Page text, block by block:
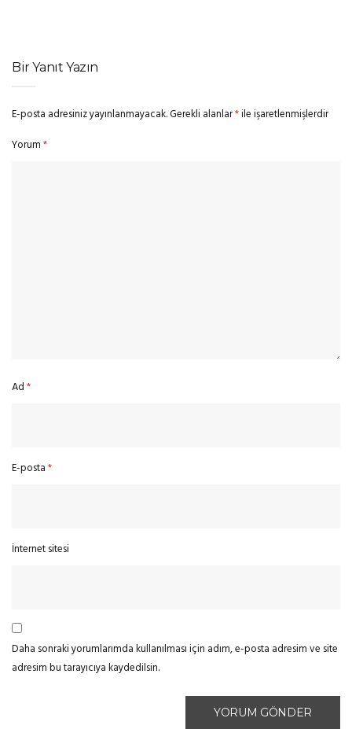
Bir Yanıt Yazın
E-posta adresiniz yayınlanmayacak.Gerekli alanlar*ile işaretlenmişlerdir
Yorum*
Ad*
E-posta*
İnternet sitesi
Daha sonraki yorumlarımda kullanılması için adım, e-posta adresim ve site
adresim bu tarayıcıya kaydedilsin.